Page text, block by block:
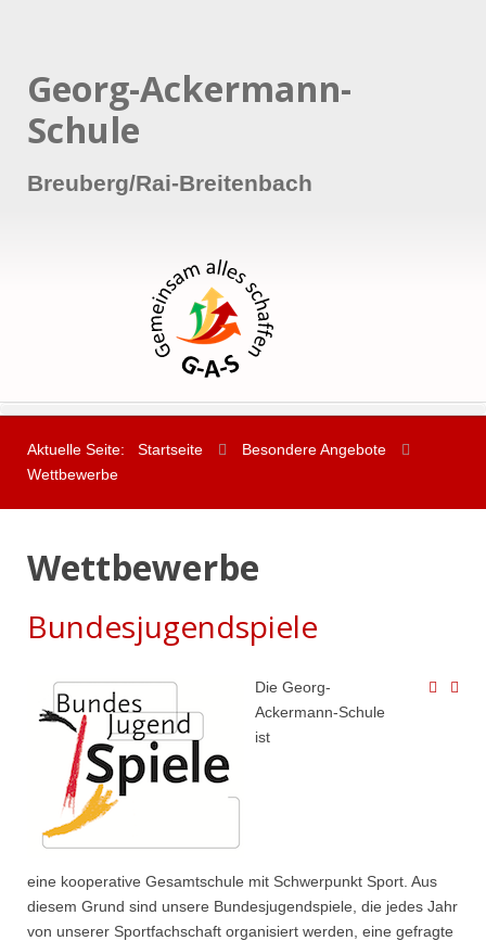
Georg-Ackermann-
Schule
Breuberg/Rai-Breitenbach
Aktuelle Seite: Startseite
Besondere Angebote
Wettbewerbe
Wettbewerbe
Bundesjugendspiele
Die Georg-
Ackermann-Schule
ist
eine kooperative Gesamtschule mit Schwerpunkt Sport. Aus
diesem Grund sind unsere Bundesjugendspiele, die jedes Jahr
von unserer Sportfachschaft organisiert werden, eine gefragte